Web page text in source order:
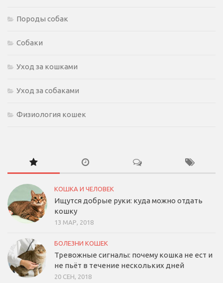
Породы собак
Собаки
Уход за кошками
Уход за собаками
Физиология кошек
КОШКА И ЧЕЛОВЕК
Ищутся добрые руки: куда можно отдать
кошку
13 МАР, 2018
БОЛЕЗНИ КОШЕК
Тревожные сигналы: почему кошка не ест и
не пьёт в течение нескольких дней
20 СЕН, 2018